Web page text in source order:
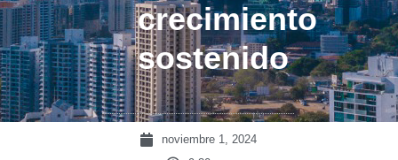
crecimiento
sostenido
noviembre 1, 2024